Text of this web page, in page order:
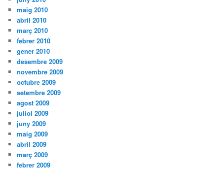
maig 2010
abril 2010
març 2010
febrer 2010
gener 2010
desembre 2009
novembre 2009
octubre 2009
setembre 2009
agost 2009
juliol 2009
juny 2009
maig 2009
abril 2009
març 2009
febrer 2009